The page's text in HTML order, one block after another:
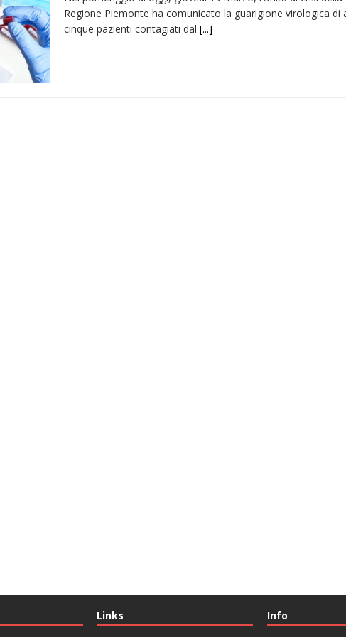
Regione Piemonte ha comunicato la guarigione virologica di
cinque pazienti contagiati dal [...]
Links Info